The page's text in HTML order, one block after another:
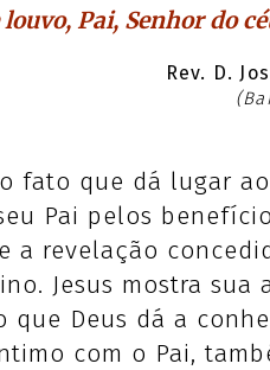
Pai, Senhor do
Rev. D.
fato que dá lugar ao
Pai pelos
a revelação
Jesus mostra sua
que Deus dá a
com o Pai,